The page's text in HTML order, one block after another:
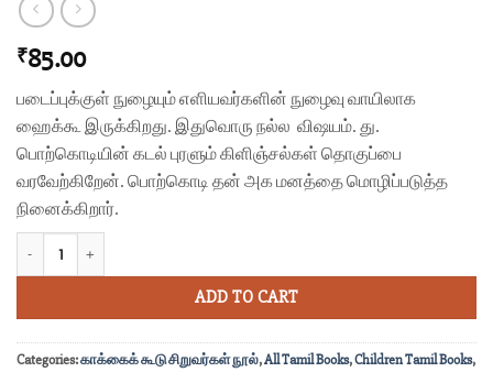
₹85.00
படைப்புக்குள் நுழையும் எளியவர்களின் நுழைவு வாயிலாக
ஹைக்கூ இருக்கிறது. இதுவொரு நல்ல விஷயம். து.
பொற்கொடியின் கடல் புரளும் கிளிஞ்சல்கள் தொகுப்பை
வரவேற்கிறேன். பொற்கொடி தன் அக மனத்தை மொழிப்படுத்த
நினைக்கிறார்.
ADD TO CART
Categories:காக்கைக் கூடு சிறுவர்கள் நூல்,All Tamil Books,Children Tamil Books,